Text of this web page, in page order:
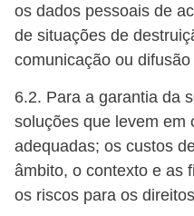
os dados pessoais de
de situações de
comunicação ou
6.2. Para a garantia da
soluções que levem em
adequadas; os custos
âmbito, o contexto e as
os riscos para os